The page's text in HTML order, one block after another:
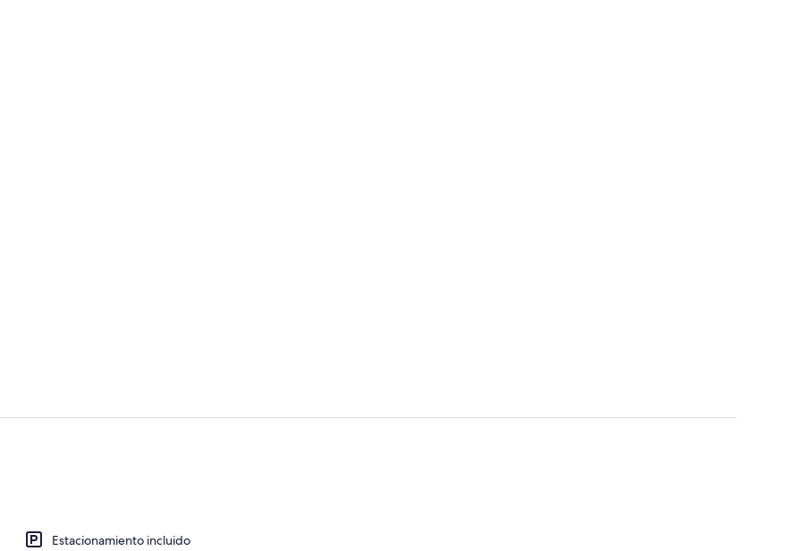
Estacionamiento incluido